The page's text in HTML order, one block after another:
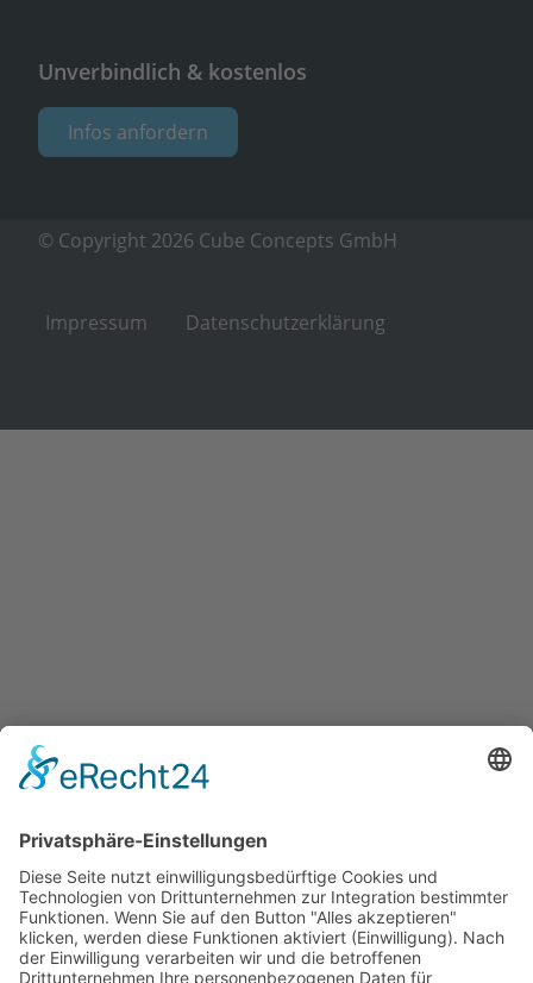
Unverbindlich & kostenlos
Infos anfordern
© Copyright 2026 Cube Concepts GmbH
Impressum Datenschutzerklärung